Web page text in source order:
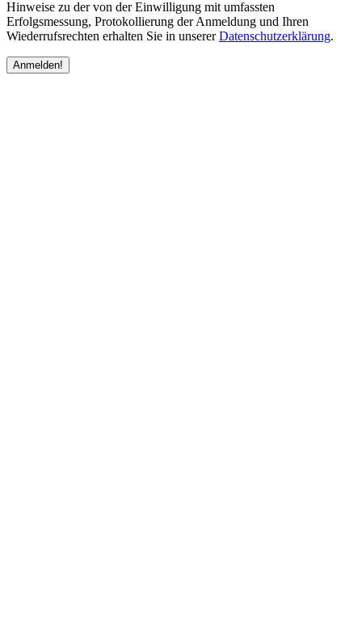
Hinweise zu der von der Einwilligung mit umfassten
Erfolgsmessung, Protokollierung der Anmeldung und Ihren
Wiederrufsrechten erhalten Sie in unsererDatenschutzerklärung.
Anmelden!